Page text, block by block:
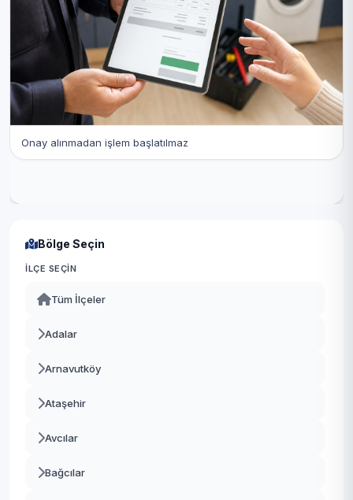
Onay alınmadan işlem başlatılmaz
Bölge Seçin
İLÇE SEÇIN
Tüm İlçeler
Adalar
Arnavutköy
Ataşehir
Avcılar
Bağcılar